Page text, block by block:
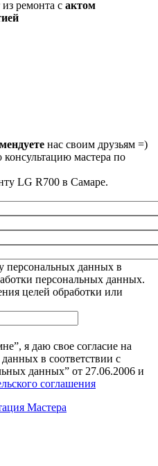
ремонта с актом
нас своим друзьям =)
консультацию мастера по
LG R700 в Самаре.
персональных данных в
персональных данных.
целей обработки или
я даю свое согласие на
в соответствии с
данных” от 27.06.2006 и
соглашения
Мастера